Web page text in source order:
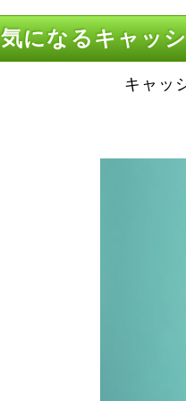
気になるキャッ
キャッ